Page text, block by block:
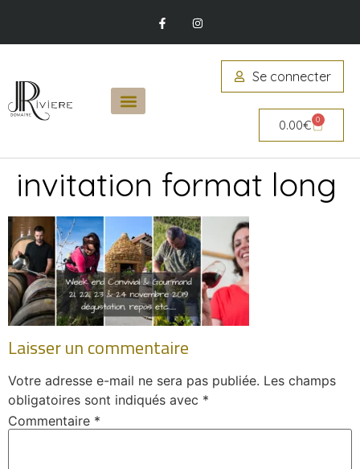
Se connecter
0.00€ 0
invitation format long
Laisser un commentaire
Votre adresse e-mail ne sera pas publiée. Les champs
obligatoires sont indiqués avec *
Commentaire *